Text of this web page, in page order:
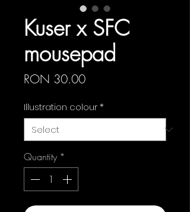
Kuser x SFC
mousepad
RON 30.00Price
Illustration colour*
Quantity *